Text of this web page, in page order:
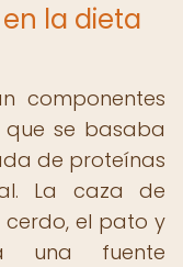
la dieta
componentes
que se basaba
de proteínas
La caza de
cerdo, el pato y
una fuente